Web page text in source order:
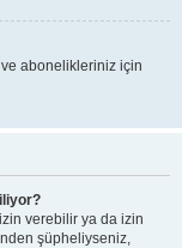
abonelikleriniz için
verebilir ya da izin
şüpheliyseniz,